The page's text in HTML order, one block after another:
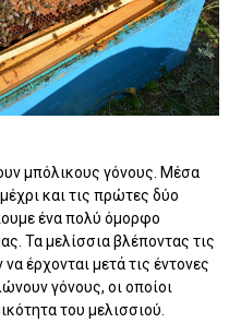
μπόλικους γόνους. Μέσα
και τις πρώτες δύο
ένα πολύ όμορφο
Τα μελίσσια βλέποντας τις
έρχονται μετά τις έντονες
γόνους, οι οποίοι
του μελισσιού.